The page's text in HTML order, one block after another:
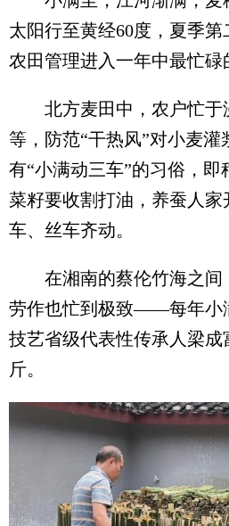
太阳行至黄经60度，夏季第
农田管理进入一年中最忙碌
北方麦田中，农户忙于
等，防范“干热风”对小麦灌
有“小满动三车”的习俗，
菜籽要收割打油，养蚕人
车、丝车齐动。
在湘南的蔡伦竹海之间
劳作也忙到极致——每年小
技艺省级代表性传承人梁
斤。